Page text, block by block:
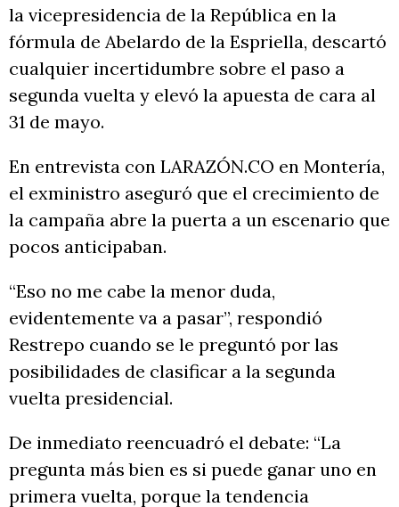
la vicepresidencia de la República en la
fórmula de Abelardo de la Espriella, descartó
cualquier incertidumbre sobre el paso a
segunda vuelta y elevó la apuesta de cara al
31 de mayo.
En entrevista con LARAZÓN.CO en Montería,
el exministro aseguró que el crecimiento de
la campaña abre la puerta a un escenario que
pocos anticipaban.
“Eso no me cabe la menor duda,
evidentemente va a pasar”, respondió
Restrepo cuando se le preguntó por las
posibilidades de clasificar a la segunda
vuelta presidencial.
De inmediato reencuadró el debate: “La
pregunta más bien es si puede ganar uno en
primera vuelta, porque la tendencia